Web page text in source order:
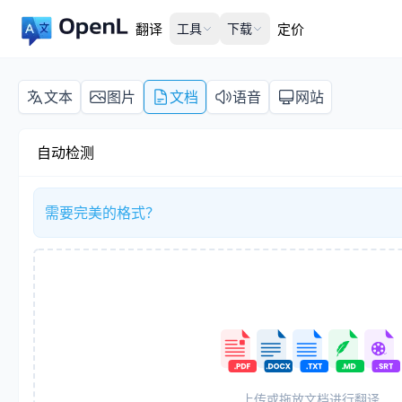
翻译 工具 下载 定价
文本 图片 文档 语音 网站
自动检测
需要完美的格式？
上传或拖放文档进行翻译